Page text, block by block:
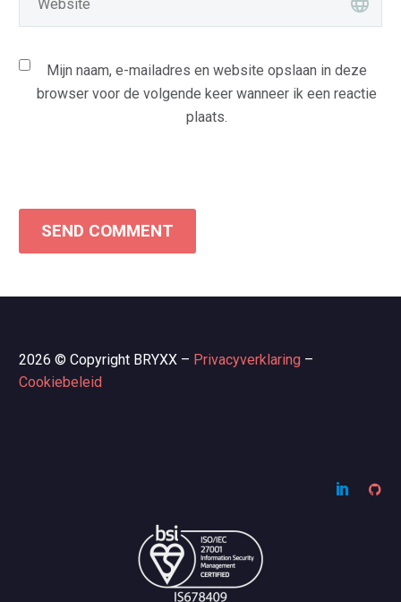
Mijn naam, e-mailadres en website opslaan in deze
browser voor de volgende keer wanneer ik een reactie
plaats.
SEND COMMENT
2026 © Copyright BRYXX – Privacyverklaring –
Cookiebeleid